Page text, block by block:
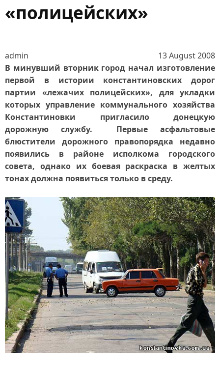
«полицейских»
admin
13 August 2008
В минувший вторник город начал изготовление
первой в истории константиновских дорог
партии «лежачих полицейских», для укладки
которых управление коммунального хозяйства
Константиновки пригласило донецкую
дорожную службу. Первые асфальтовые
блюстители дорожного правопорядка недавно
появились в районе исполкома городского
совета, однако их боевая раскраска в желтых
тонах должна появиться только в среду.